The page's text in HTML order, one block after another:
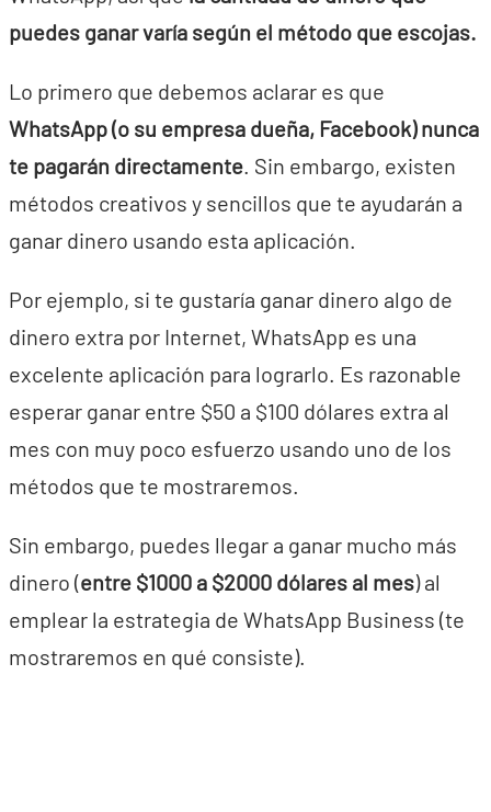
puedes ganar varía según el método que escojas.
Lo primero que debemos aclarar es que
WhatsApp (o su empresa dueña, Facebook) nunca
te pagarán directamente. Sin embargo, existen
métodos creativos y sencillos que te ayudarán a
ganar dinero usando esta aplicación.
Por ejemplo, si te gustaría ganar dinero algo de
dinero extra por Internet, WhatsApp es una
excelente aplicación para lograrlo. Es razonable
esperar ganar entre $50 a $100 dólares extra al
mes con muy poco esfuerzo usando uno de los
métodos que te mostraremos.
Sin embargo, puedes llegar a ganar mucho más
dinero (entre $1000 a $2000 dólares al mes) al
emplear la estrategia de WhatsApp Business (te
mostraremos en qué consiste).